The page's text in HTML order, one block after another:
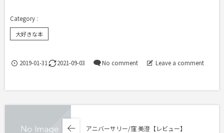
大好きな本
2019-01-31 2021-09-03 No comment Leave a comment
アニバーサリー/窪 美澄【レビュー】